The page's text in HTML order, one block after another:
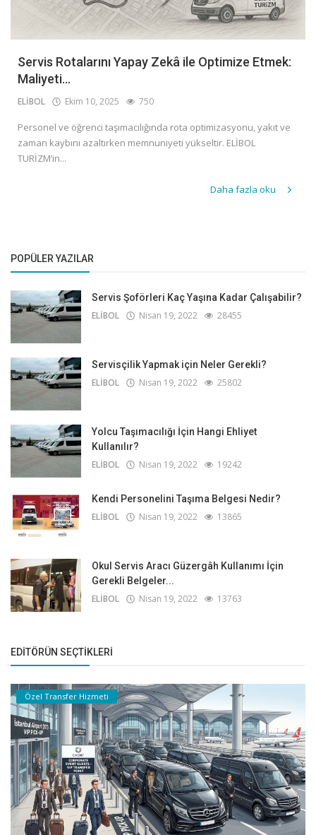
Servis Rotalarını Yapay Zekâ ile Optimize Etmek:
Maliyeti...
ELİBOL Ekim 10, 2025 750
Personel ve öğrenci taşımacılığında rota optimizasyonu, yakıt ve
zaman kaybını azaltırken memnuniyeti yükseltir. ELİBOL
TURİZM’in...
Daha fazla oku
POPÜLER YAZILAR
Servis Şoförleri Kaç Yaşına Kadar Çalışabilir?
ELİBOL Nisan 19, 2022 28455
Servisçilik Yapmak için Neler Gerekli?
ELİBOL Nisan 19, 2022 25802
Yolcu Taşımacılığı İçin Hangi Ehliyet
Kullanılır?
ELİBOL Nisan 19, 2022 19242
Kendi Personelini Taşıma Belgesi Nedir?
ELİBOL Nisan 19, 2022 13865
Okul Servis Aracı Güzergâh Kullanımı İçin
Gerekli Belgeler...
ELİBOL Nisan 19, 2022 13763
EDITÖRÜN SEÇTIKLERI
Özel Transfer Hizmeti